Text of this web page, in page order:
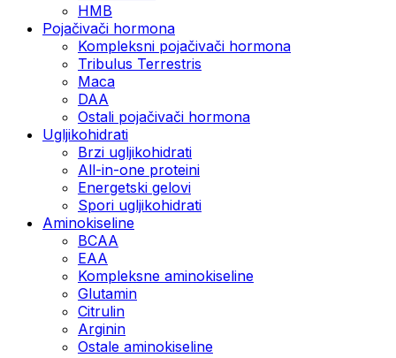
HMB
Pojačivači hormona
Kompleksni pojačivači hormona
Tribulus Terrestris
Maca
DAA
Ostali pojačivači hormona
Ugljikohidrati
Brzi ugljikohidrati
All-in-one proteini
Energetski gelovi
Spori ugljikohidrati
Aminokiseline
BCAA
EAA
Kompleksne aminokiseline
Glutamin
Citrulin
Arginin
Ostale aminokiseline